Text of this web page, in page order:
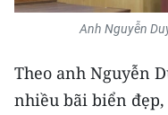
Media Môi trường
Infographic
Anh Nguyễn
Theo anh Nguyễn
nhiều bãi biển